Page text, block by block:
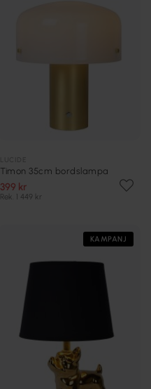
Timon 35cm bordslampa
399 kr
Rek. 1 449 kr
KAMPANJ